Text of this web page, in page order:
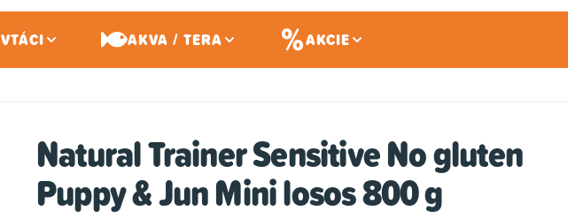
VTÁCI AKVA / TERA AKCIE
Natural Trainer Sensitive No gluten
Puppy & Jun Mini losos 800 g